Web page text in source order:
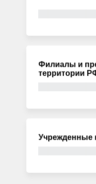
Филиалы и
территории
Учрежденные